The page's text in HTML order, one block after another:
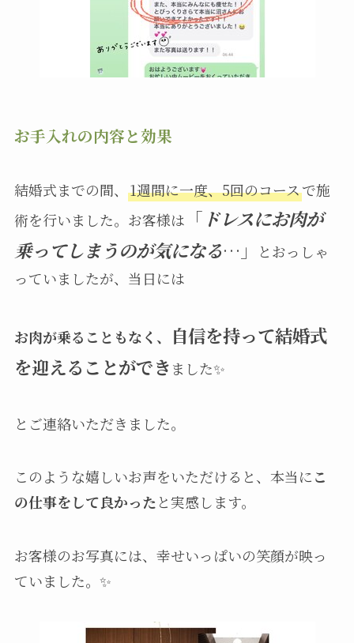
お手入れの内容と効果
結婚式までの間、 1週間に一度、5回のコースで施
術を行いました。お客様は
「ドレスにお肉が
乗ってしまうのが気になる…」
とおっしゃ
っていましたが、当日には
お肉が乗ることもなく、
自信を持って結婚式
を迎えることができました✨
とご連絡いただきました。
このような嬉しいお声をいただけると、本当にこ
の仕事をして良かったと実感します。
お客様のお写真には、幸せいっぱいの笑顔が映っ
ていました。✨